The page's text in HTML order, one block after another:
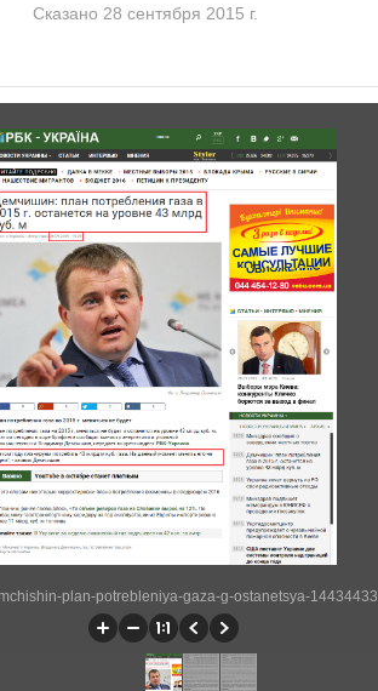
Сказано 28 сентября 2015 г.
plan-potrebleniya-gaza-g-ostanetsya-